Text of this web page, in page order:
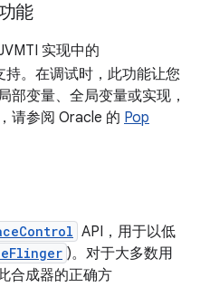
能
实现中的
持。在调试时，此功能让您
部变量、全局变量或实现，
请参阅 Oracle 的 Pop
API，用于以低
)。对于大多数用
合成器的正确方